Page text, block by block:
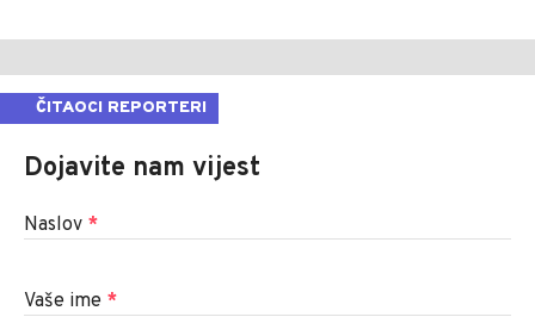
ČITAOCI REPORTERI
Dojavite nam vijest
Naslov *
Vaše ime *